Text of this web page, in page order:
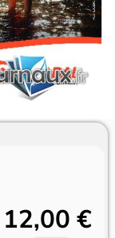
12,00 €